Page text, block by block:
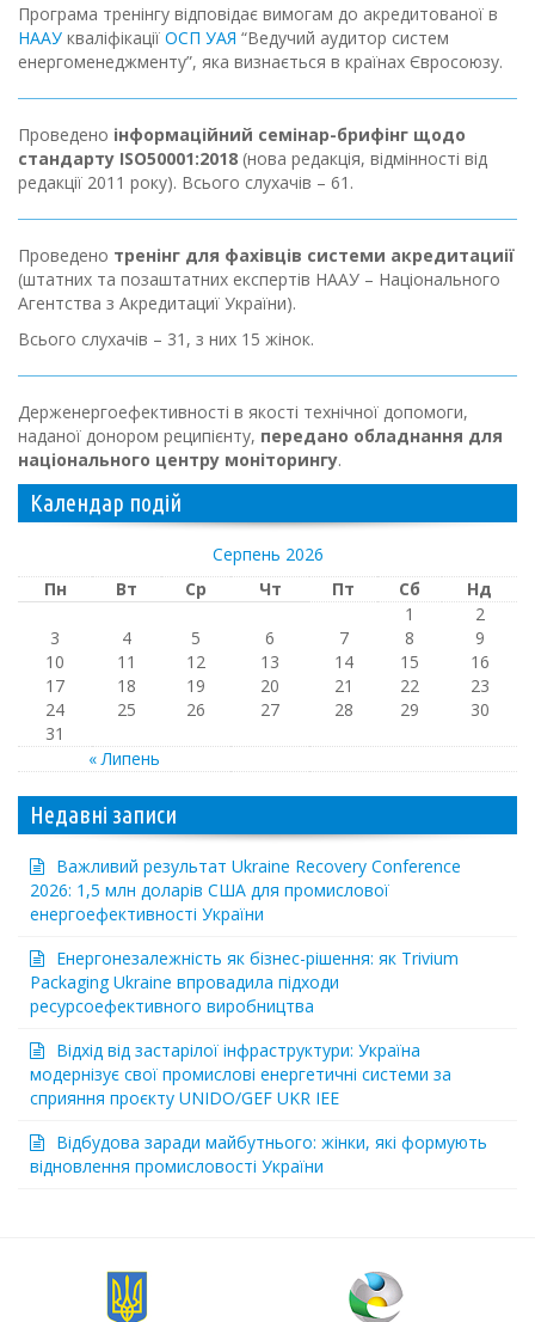
Програма тренінгу відповідає вимогам до акредитованої в
НААУ кваліфікації ОСП УАЯ “Ведучий аудитор систем
енергоменеджменту”, яка визнається в країнах Євросоюзу.
Проведено інформаційний семінар-брифінг щодо
стандарту ISO50001:2018 (нова редакція, відмінності від
редакції 2011 року). Всього слухачів – 61.
Проведено тренінг для фахівців системи акредитациії
(штатних та позаштатних експертів НААУ – Національного
Агентства з Акредитациї України).
Всього слухачів – 31, з них 15 жінок.
Держенергоефективності в якості технічної допомоги,
наданої донором реципієнту, передано обладнання для
національного центру моніторингу.
Календар подій
Серпень 2026
Пн
Вт Ср Чт Пт Сб Нд
« Липень
1
2
3
4 5 6 7 8
9
10
11 12 13 14 15
16
17
18 19 20 21 22
23
24
25 26 27 28 29
30
31
Недавні записи
Важливий результат Ukraine Recovery Conference
2026: 1,5 млн доларів США для промислової
енергоефективності України
Енергонезалежність як бізнес-рішення: як Trivium
Packaging Ukraine впровадила підходи
ресурсоефективного виробництва
Відхід від застарілої інфраструктури: Україна
модернізує свої промислові енергетичні системи за
сприяння проєкту UNIDO/GEF UKR IEE
Відбудова заради майбутнього: жінки, які формують
відновлення промисловості України